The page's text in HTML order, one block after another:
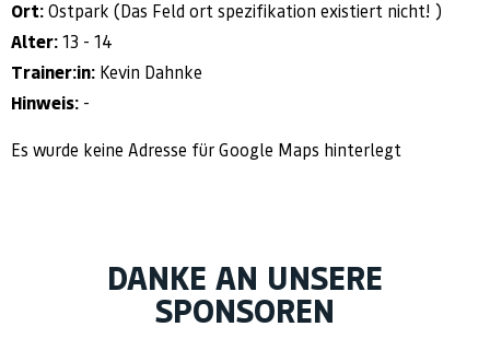
Ort: Ostpark (Das Feld ort spezifikation existiert nicht! )
Alter: 13 - 14
Trainer:in: Kevin Dahnke
Hinweis: -
Es wurde keine Adresse für Google Maps hinterlegt
DANKE AN UNSERE
SPONSOREN